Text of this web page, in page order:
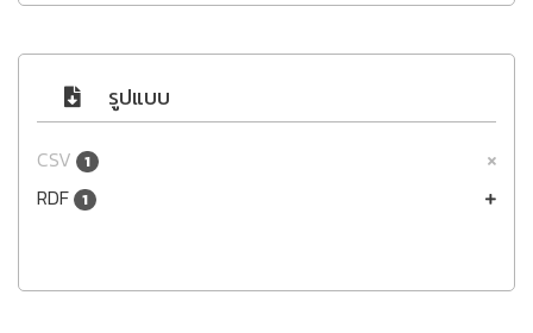
รูปแบบ
CSV 1
RDF 1